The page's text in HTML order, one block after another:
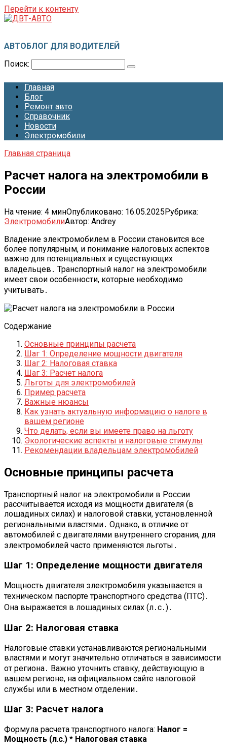
Перейти к контенту
АВТОБЛОГ ДЛЯ ВОДИТЕЛЕЙ
Поиск:
Главная
Блог
Ремонт авто
Справочник
Новости
Электромобили
Главная страница
Расчет налога на электромобили в
России
На чтение: 4 минОпубликовано: 16.05.2025Рубрика:
ЭлектромобилиАвтор: Andrey
Владение электромобилем в России становится все
более популярным, и понимание налоговых аспектов
важно для потенциальных и существующих
владельцев․ Транспортный налог на электромобили
имеет свои особенности, которые необходимо
учитывать․
Содержание
Основные принципы расчета
Шаг 1: Определение мощности двигателя
Шаг 2: Налоговая ставка
Шаг 3: Расчет налога
Льготы для электромобилей
Пример расчета
Важные нюансы
Как узнать актуальную информацию о налоге в
вашем регионе
Что делать, если вы имеете право на льготу
Экологические аспекты и налоговые стимулы
Рекомендации владельцам электромобилей
Основные принципы расчета
Транспортный налог на электромобили в России
рассчитывается исходя из мощности двигателя (в
лошадиных силах) и налоговой ставки, установленной
региональными властями․ Однако, в отличие от
автомобилей с двигателями внутреннего сгорания, для
электромобилей часто применяются льготы․
Шаг 1: Определение мощности двигателя
Мощность двигателя электромобиля указывается в
техническом паспорте транспортного средства (ПТС)․
Она выражается в лошадиных силах (л․с․)․
Шаг 2: Налоговая ставка
Налоговые ставки устанавливаются региональными
властями и могут значительно отличаться в зависимости
от региона․ Важно уточнить ставку, действующую в
вашем регионе, на официальном сайте налоговой
службы или в местном отделении․
Шаг 3: Расчет налога
Формула расчета транспортного налога: Налог =
Мощность (л․с․) * Налоговая ставка